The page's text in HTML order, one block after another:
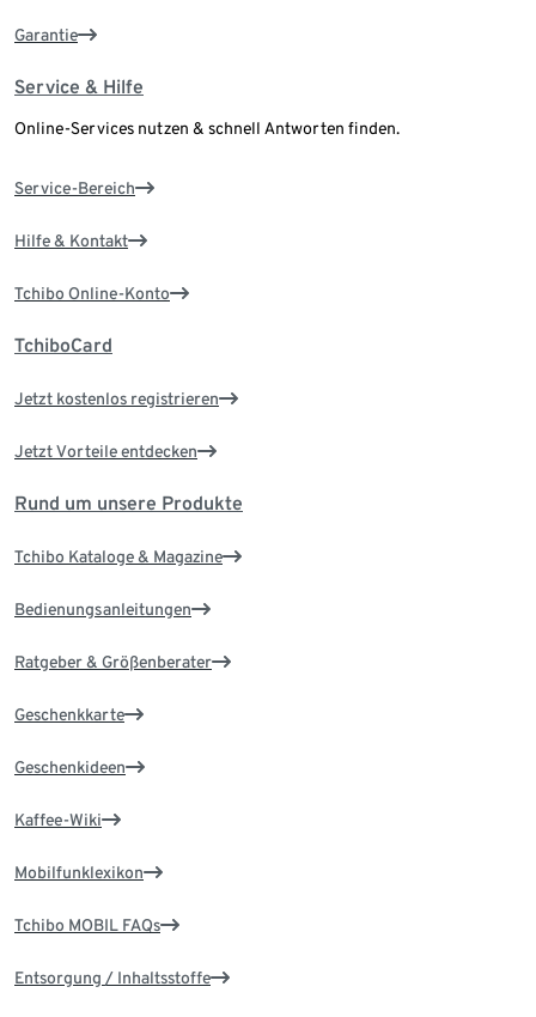
Garantie
Service & Hilfe
Online-Services nutzen & schnell Antworten finden.
Service-Bereich
Hilfe & Kontakt
Tchibo Online-Konto
TchiboCard
Jetzt kostenlos registrieren
Jetzt Vorteile entdecken
Rund um unsere Produkte
Tchibo Kataloge & Magazine
Bedienungsanleitungen
Ratgeber & Größenberater
Geschenkkarte
Geschenkideen
Kaffee-Wiki
Mobilfunklexikon
Tchibo MOBIL FAQs
Entsorgung / Inhaltsstoffe